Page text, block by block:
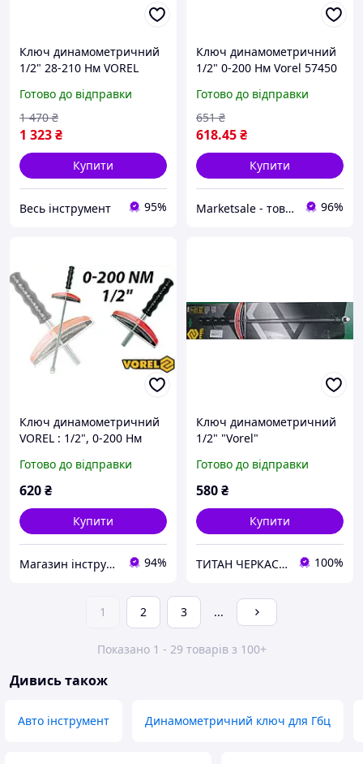
Ключ динамометричний
1/2" 28-210 Нм VOREL
Готово до відправки
1 323₴
1 470 ₴
Купити
Весь інструмент 95%
Ключ динамометричний
1/2" 0-200 Нм Vorel 57450
Готово до відправки
618.45₴
651 ₴
Купити
Marketsale - товари зі знижкою 96%
Ключ динамометричний
VOREL : 1/2", 0-200 Нм
Готово до відправки
620₴
Купити
Магазин інструменту MATRIX 94%
Ключ динамометричний
1/2" "Vorel"
Готово до відправки
580₴
Купити
ТИТАН ЧЕРКАСИ ЗАПЧАСТИНИ 100%
1 2 3 ...
Показано 1 - 29 товарів з 100+
Дивись також
Авто інструмент Динамометричний ключ для Гбц